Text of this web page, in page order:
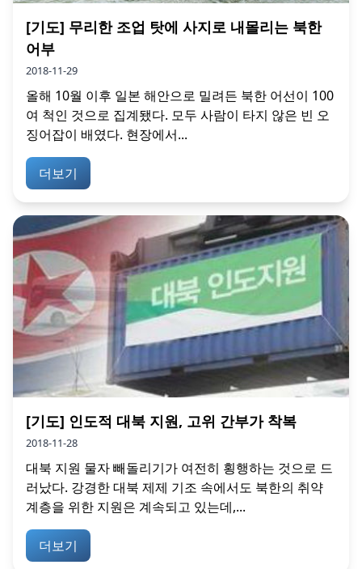
[기도] 무리한 조업 탓에 사지로 내몰리는 북한
어부
2018-11-29
올해 10월 이후 일본 해안으로 밀려든 북한 어선이 100
여 척인 것으로 집계됐다. 모두 사람이 타지 않은 빈 오
징어잡이 배였다. 현장에서...
더보기
[기도] 인도적 대북 지원, 고위 간부가 착복
2018-11-28
대북 지원 물자 빼돌리기가 여전히 횡행하는 것으로 드
러났다. 강경한 대북 제제 기조 속에서도 북한의 취약
계층을 위한 지원은 계속되고 있는데,...
더보기